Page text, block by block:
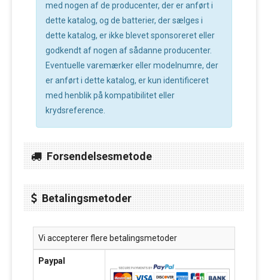
med nogen af de producenter, der er anført i
dette katalog, og de batterier, der sælges i
dette katalog, er ikke blevet sponsoreret eller
godkendt af nogen af sådanne producenter.
Eventuelle varemærker eller modelnumre, der
er anført i dette katalog, er kun identificeret
med henblik på kompatibilitet eller
krydsreference.
Forsendelsesmetode
Betalingsmetoder
Vi accepterer flere betalingsmetoder
Paypal